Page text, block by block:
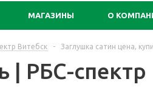
МАГАЗИНЫ О
Витебск - Заглушка сатин цена,
| РБС-спектр